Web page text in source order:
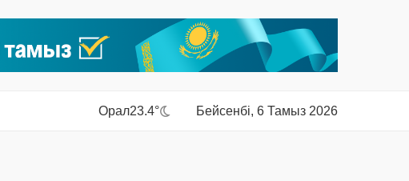
Орал23.4° Бейсенбі, 6 Тамыз 2026